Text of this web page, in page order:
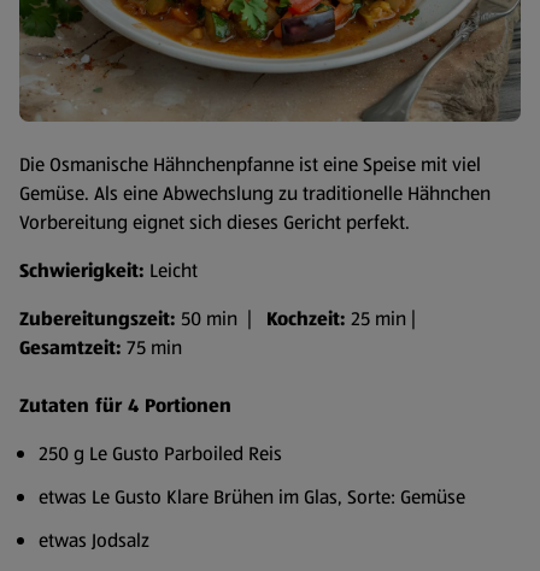
Die Osmanische Hähnchenpfanne ist eine Speise mit viel
Gemüse. Als eine Abwechslung zu traditionelle Hähnchen
Vorbereitung eignet sich dieses Gericht perfekt.
Schwierigkeit: Leicht
Zubereitungszeit: 50 min | Kochzeit: 25 min |
Gesamtzeit: 75 min
Zutaten für 4 Portionen
250 g Le Gusto Parboiled Reis
etwas Le Gusto Klare Brühen im Glas, Sorte: Gemüse
etwas Jodsalz